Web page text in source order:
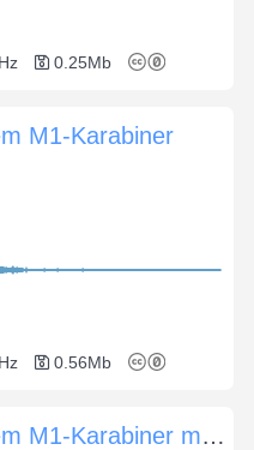
0.25Mb
M1-Karabiner
0.56Mb
Einzel Schuss aus einem M1-Karabiner mit zahlreichen Splitterspritzern